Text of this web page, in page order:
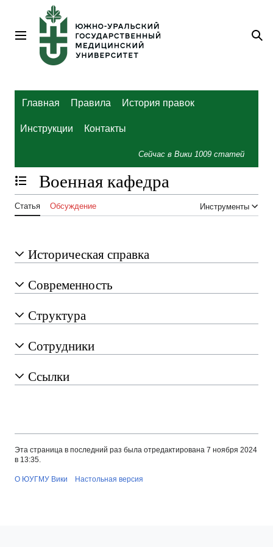
содержанию
Главное меню
Главная Правила История правок
Инструкции Контакты
Сейчас в Вики 1009 статей
Отобразить/Скрыть содержание
Военная кафедра
Статья Обсуждение Инструменты
Историческая справка
Современность
Структура
Сотрудники
Ссылки
Эта страница в последний раз была отредактирована 7 ноября 2024
в 13:35.
О ЮУГМУ Вики Настольная версия